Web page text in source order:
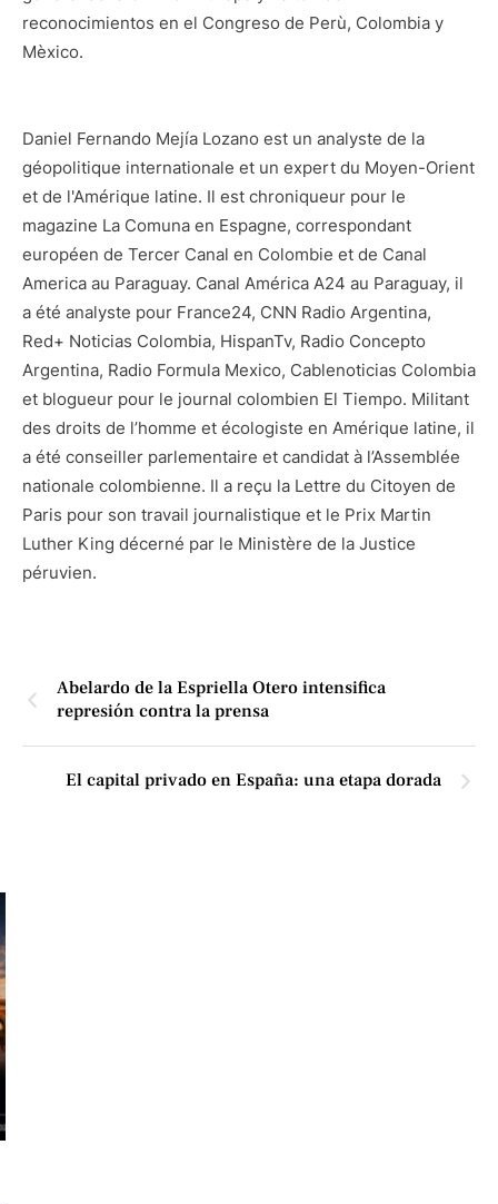
reconocimientos en el Congreso de Perù, Colombia y
Mèxico.
Daniel Fernando Mejía Lozano est un analyste de la
géopolitique internationale et un expert du Moyen-Orient
et de l'Amérique latine. Il est chroniqueur pour le
magazine La Comuna en Espagne, correspondant
européen de Tercer Canal en Colombie et de Canal
America au Paraguay. Canal América A24 au Paraguay, il
a été analyste pour France24, CNN Radio Argentina,
Red+ Noticias Colombia, HispanTv, Radio Concepto
Argentina, Radio Formula Mexico, Cablenoticias Colombia
et blogueur pour le journal colombien El Tiempo. Militant
des droits de l’homme et écologiste en Amérique latine, il
a été conseiller parlementaire et candidat à l’Assemblée
nationale colombienne. Il a reçu la Lettre du Citoyen de
Paris pour son travail journalistique et le Prix Martin
Luther King décerné par le Ministère de la Justice
péruvien.
Abelardo de la Espriella Otero intensifica
represión contra la prensa
El capital privado en España: una etapa dorada